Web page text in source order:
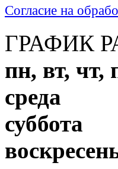
Согласие на
ГРАФИК
пн, вт, чт,
среда с
суббота с